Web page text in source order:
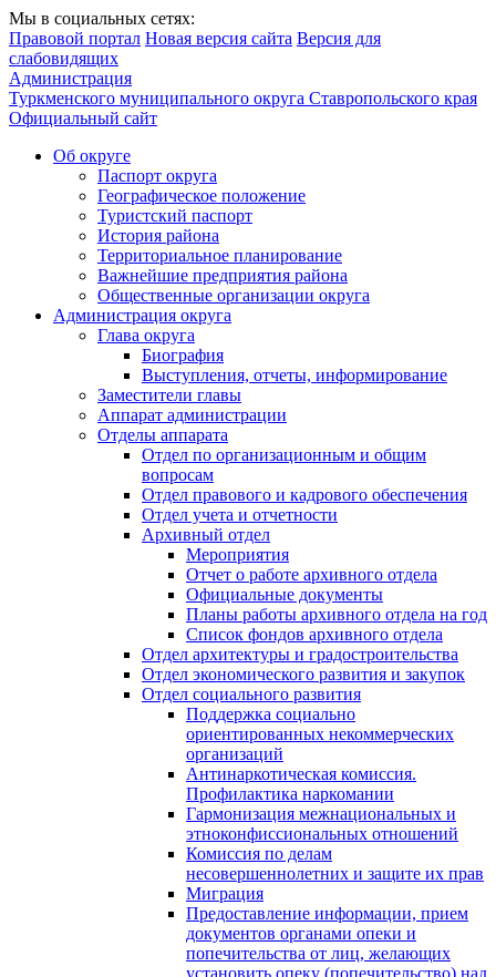
Мы в социальных сетях:
Правовой портал Новая версия сайта Версия для
слабовидящих
Администрация
Туркменского муниципального округа Ставропольского края
Официальный сайт
Об округе
Паспорт округа
Географическое положение
Туристский паспорт
История района
Территориальное планирование
Важнейшие предприятия района
Общественные организации округа
Администрация округа
Глава округа
Биография
Выступления, отчеты, информирование
Заместители главы
Аппарат администрации
Отделы аппарата
Отдел по организационным и общим
вопросам
Отдел правового и кадрового обеспечения
Отдел учета и отчетности
Архивный отдел
Мероприятия
Отчет о работе архивного отдела
Официальные документы
Планы работы архивного отдела на год
Список фондов архивного отдела
Отдел архитектуры и градостроительства
Отдел экономического развития и закупок
Отдел социального развития
Поддержка социально
ориентированных некоммерческих
организаций
Антинаркотическая комиссия.
Профилактика наркомании
Гармонизация межнациональных и
этноконфиссиональных отношений
Комиссия по делам
несовершеннолетних и защите их прав
Миграция
Предоставление информации, прием
документов органами опеки и
попечительства от лиц, желающих
установить опеку (попечительство) над